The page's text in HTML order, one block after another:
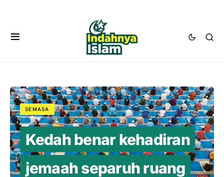
SEMASA
Kedah benar kehadiran
jemaah separuh ruang